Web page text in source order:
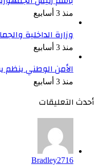
منذ 3 أسابيع
وزارة الداخلية
منذ 3 أسابيع
الأمن الوطني ينظم
منذ 3 أسابيع
أحدث التعليقات
Bradley2716